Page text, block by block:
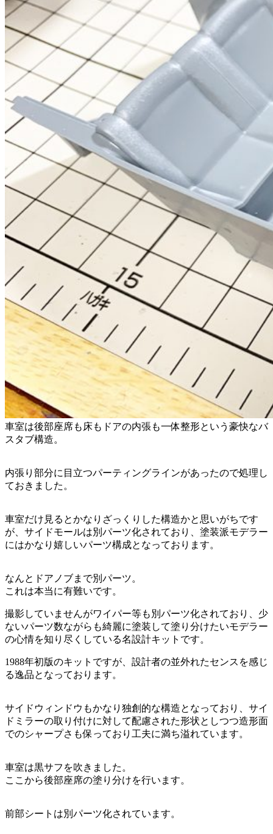
車室は後部座席も床もドアの内張も一体整形という豪快なバ
スタブ構造。
内張り部分に目立つパーティングラインがあったので処理し
ておきました。
車室だけ見るとかなりざっくりした構造かと思いがちです
が、サイドモールは別パーツ化されており、塗装派モデラー
にはかなり嬉しいパーツ構成となっております。
なんとドアノブまで別パーツ。
これは本当に有難いです。
撮影していませんがワイパー等も別パーツ化されており、少
ないパーツ数ながらも綺麗に塗装して塗り分けたいモデラー
の心情を知り尽くしている名設計キットです。
1988年初版のキットですが、設計者の並外れたセンスを感じ
る逸品となっております。
サイドウィンドウもかなり独創的な構造となっており、サイ
ドミラーの取り付けに対して配慮された形状としつつ造形面
でのシャープさも保っており工夫に満ち溢れています。
車室は黒サフを吹きました。
ここから後部座席の塗り分けを行います。
前部シートは別パーツ化されています。